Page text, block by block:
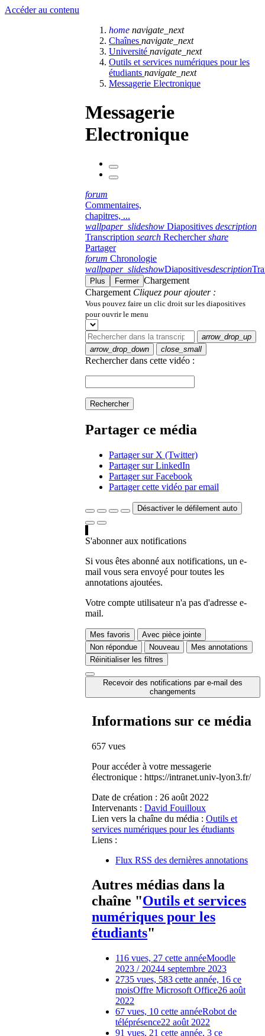
Accéder au contenu
home navigate_next
Chaînes navigate_next
Université navigate_next
Outils et services numériques pour les
étudiants navigate_next
Messagerie Electronique
Messagerie
Electronique
forum
Commentaires,
chapitres, ...
wallpaper_slideshow Diapositives description
Transcription search Rechercher share
Partager
forum Chronologie
wallpaper_slideshowDiapositivesdescription
Plus Fermer Chargement
Chargement Cliquez pour ajouter :
Vous pouvez faire un clic droit sur les diapositives
pour ouvrir le menu
arrow_drop_up
arrow_drop_down
close_small
Rechercher dans cette vidéo :
Rechercher
Partager ce média
Partager sur X (Twitter)
Partager sur LinkedIn
Partager sur Facebook
Partager cette vidéo par email
Désactiver le défilement auto
S'abonner aux notifications
Si vous êtes abonné aux notifications, un e-
mail vous sera envoyé pour toutes les
annotations ajoutées.
Votre compte utilisateur n'a pas d'adresse e-
mail.
Mes favoris
Avec pièce jointe
Non répondue
Nouveau
Mes annotations
Réinitialiser les filtres
Recevoir des notifications par e-mail des
changements
Informations sur ce média
657 vues
Pour accéder à votre messagerie
électronique : https://intranet.univ-lyon3.fr/
Date de création : 26 août 2022
Intervenants : David Fouilloux
Lien vers la chaîne du média : Outils et
services numériques pour les étudiants
Liens :
Flux RSS des dernières annotations
Autres médias dans la
chaîne "Outils et services
numériques pour les
étudiants"
116 vues, 27 cette annéeMoodle
2023 / 20244 septembre 2023
2735 vues, 583 cette année, 16 ce
moisOffre Microsoft Office26 août
2022
67 vues, 10 cette annéeRobot de
téléprésence22 août 2022
91 vues, 21 cette année, 3 ce